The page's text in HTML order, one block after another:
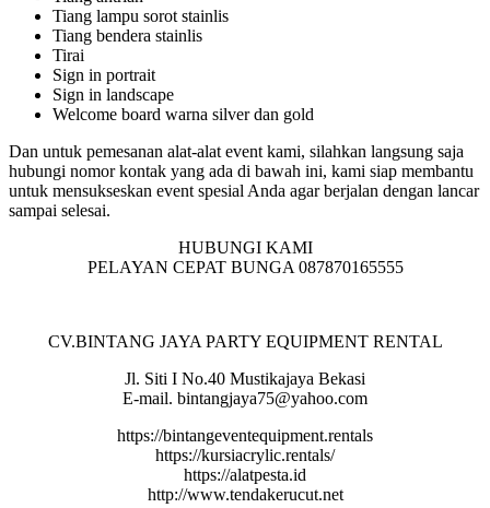
Tiang lampu sorot stainlis
Tiang bendera stainlis
Tirai
Sign in portrait
Sign in landscape
Welcome board warna silver dan gold
Dan untuk pemesanan alat-alat event kami, silahkan langsung saja
hubungi nomor kontak yang ada di bawah ini, kami siap membantu
untuk mensukseskan event spesial Anda agar berjalan dengan lancar
sampai selesai.
HUBUNGI KAMI
PELAYAN CEPAT BUNGA 087870165555
CV.BINTANG JAYA PARTY EQUIPMENT RENTAL
Jl. Siti I No.40 Mustikajaya Bekasi
E-mail. bintangjaya75@yahoo.com
https://bintangeventequipment.rentals
https://kursiacrylic.rentals/
https://alatpesta.id
http://www.tendakerucut.net